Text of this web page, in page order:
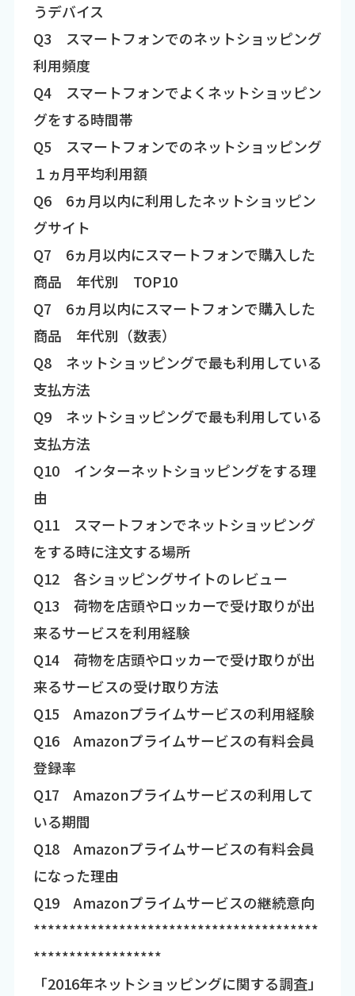
うデバイス
Q3 スマートフォンでのネットショッピング
利用頻度
Q4 スマートフォンでよくネットショッピン
グをする時間帯
Q5 スマートフォンでのネットショッピング
１ヵ月平均利用額
Q6 6ヵ月以内に利用したネットショッピン
グサイト
Q7 6ヵ月以内にスマートフォンで購入した
商品 年代別 TOP10
Q7 6ヵ月以内にスマートフォンで購入した
商品 年代別（数表）
Q8 ネットショッピングで最も利用している
支払方法
Q9 ネットショッピングで最も利用している
支払方法
Q10 インターネットショッピングをする理
由
Q11 スマートフォンでネットショッピング
をする時に注文する場所
Q12 各ショッピングサイトのレビュー
Q13 荷物を店頭やロッカーで受け取りが出
来るサービスを利用経験
Q14 荷物を店頭やロッカーで受け取りが出
来るサービスの受け取り方法
Q15 Amazonプライムサービスの利用経験
Q16 Amazonプライムサービスの有料会員
登録率
Q17 Amazonプライムサービスの利用して
いる期間
Q18 Amazonプライムサービスの有料会員
になった理由
Q19 Amazonプライムサービスの継続意向
****************************************
******************
「2016年ネットショッピングに関する調査」